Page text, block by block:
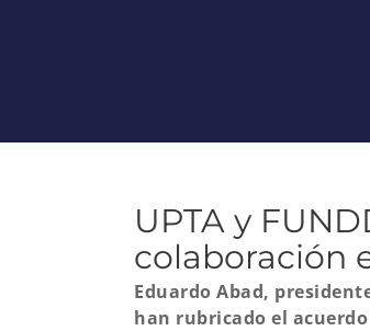
UPTA y
colaboración
Eduardo Abad,
han rubricado el acuerdo